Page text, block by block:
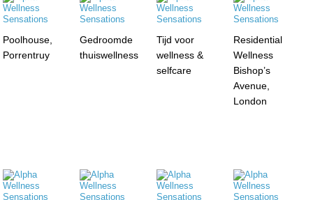
Poolhouse,
Porrentruy
Gedroomde
thuiswellness
Tijd voor
wellness &
selfcare
Residential
Wellness
Bishop’s
Avenue,
London